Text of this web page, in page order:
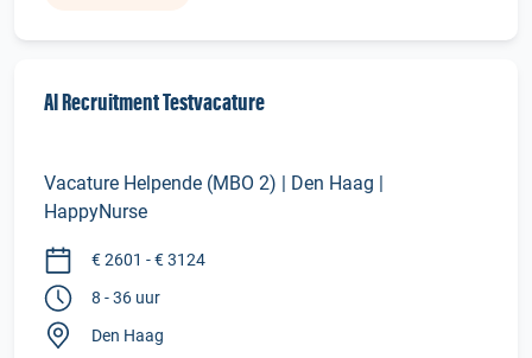
AI Recruitment Testvacature
Vacature Helpende (MBO 2) | Den Haag |
HappyNurse
€ 2601 - € 3124
8 - 36 uur
Den Haag